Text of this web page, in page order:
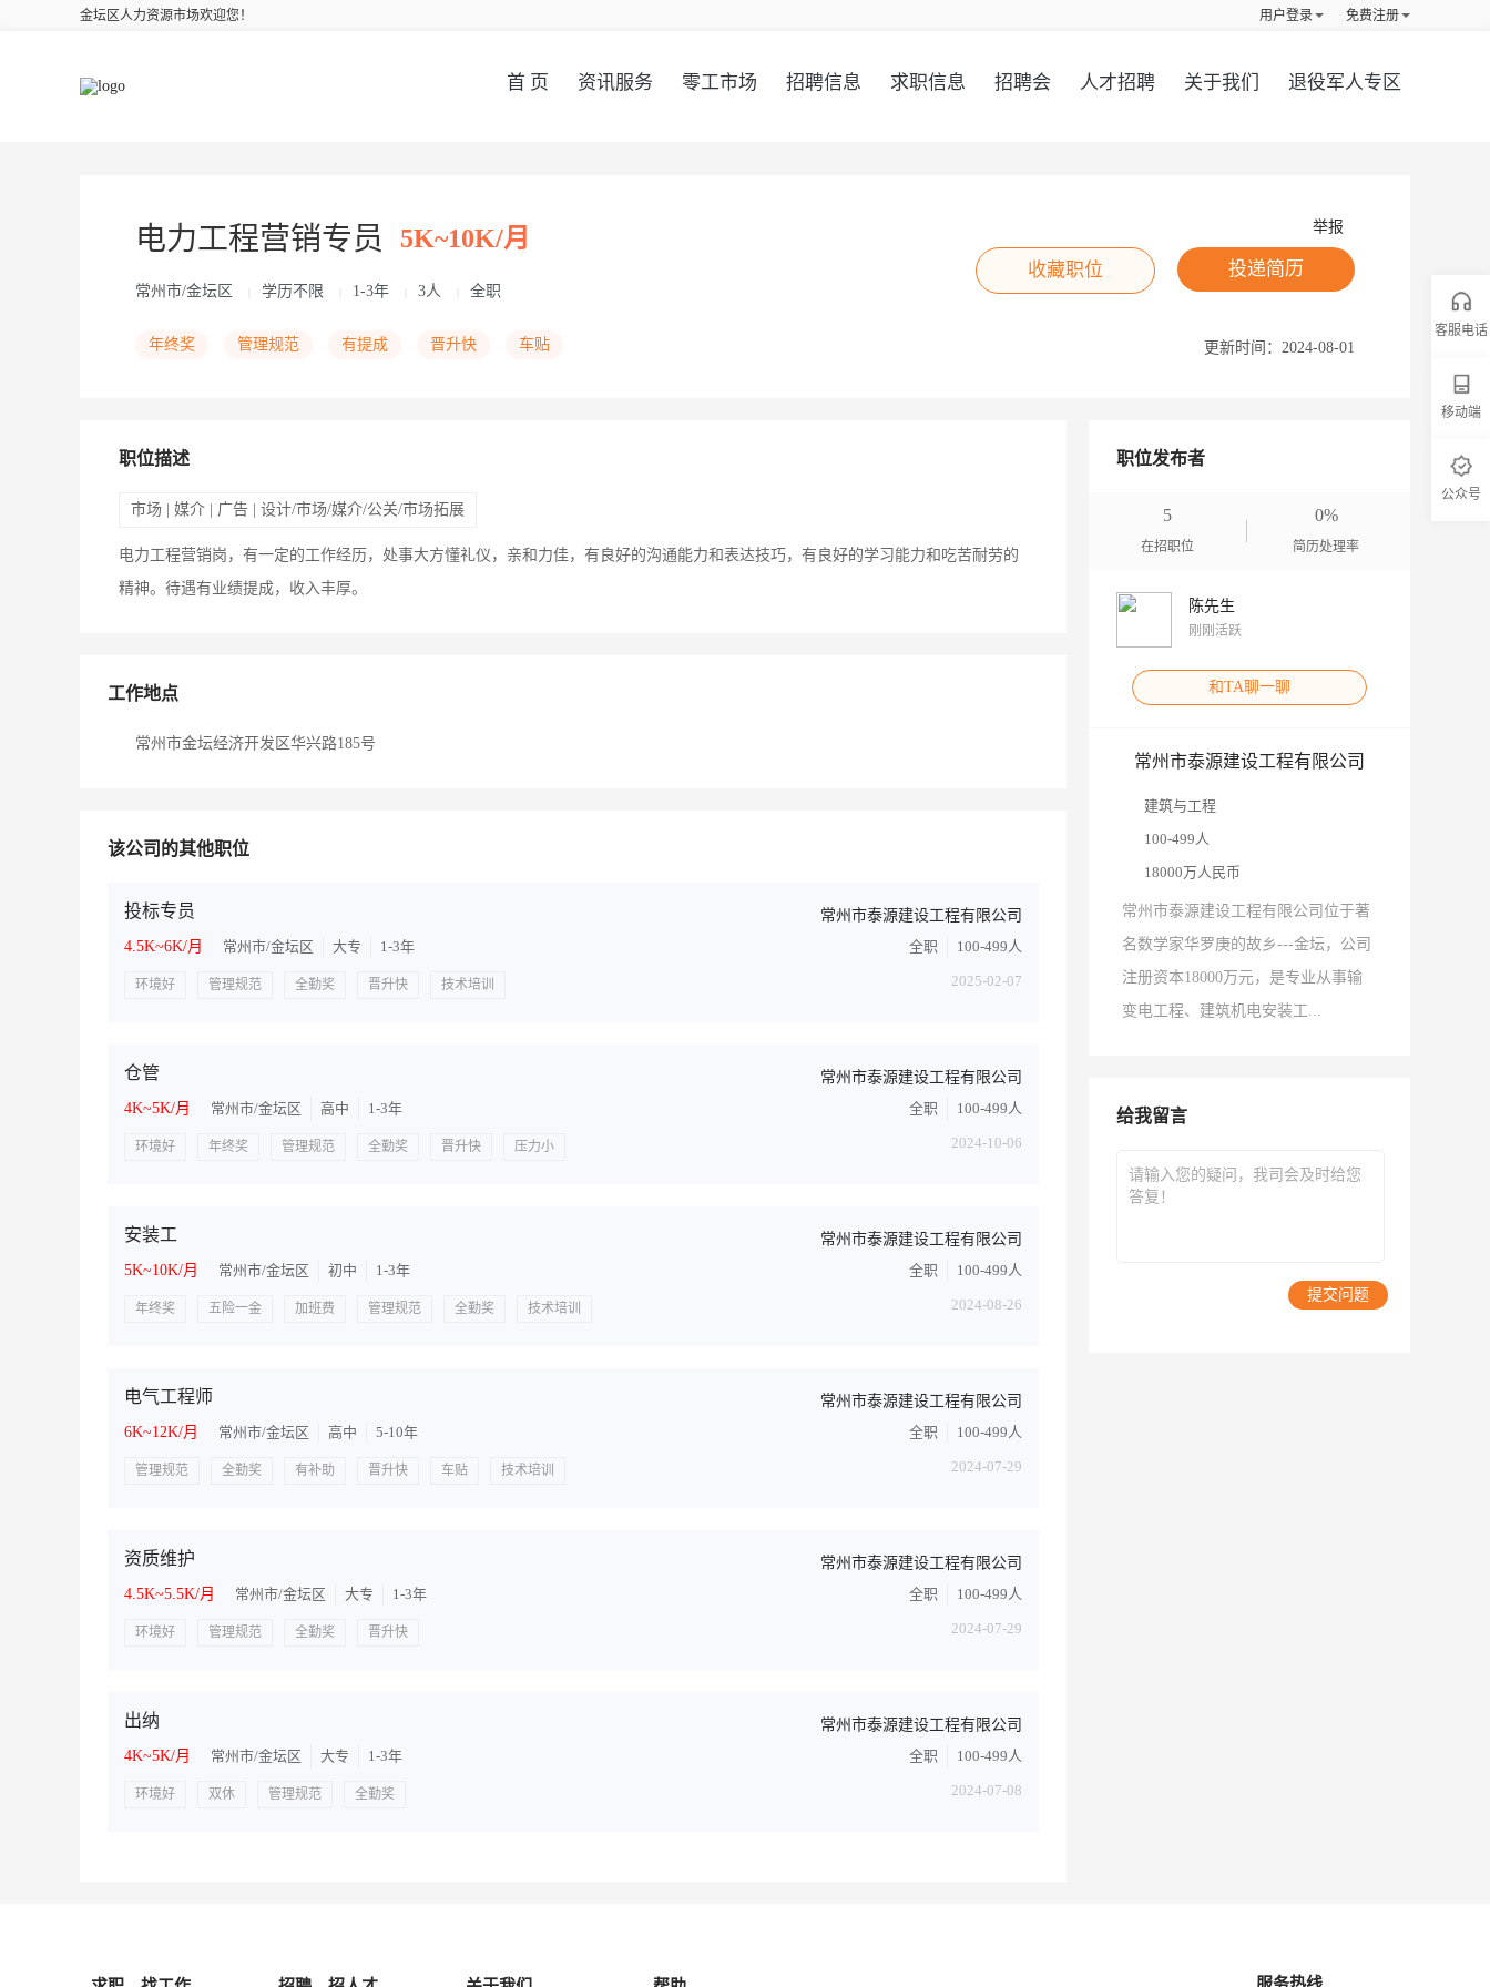
金坛区人力资源市场欢迎您！ 免费注册
用户登录
首 页 资讯服务 零工市场 招聘信息 求职信息 招聘会 人才招聘 关于我们 退役军人专区
电力工程营销专员 5K~10K/月
常州市/金坛区 学历不限 1-3年 3人 全职
年终奖 管理规范 有提成 晋升快 车贴
举报
投递简历
收藏职位
更新时间： 2024-08-01
职位描述
市场 | 媒介 | 广告 | 设计/市场/媒介/公关/市场拓展
电力工程营销岗，有一定的工作经历，处事大方懂礼仪，亲和力佳，有良好的沟通能力和表达技巧，有良好的学习能力和吃苦耐劳的
精神。待遇有业绩提成，收入丰厚。
工作地点
常州市金坛经济开发区华兴路185号
该公司的其他职位
投标专员
常州市泰源建设工程有限公司
4.5K~6K/月
常州市/金坛区 大专 1-3年 全职 100-499人
环境好 管理规范 全勤奖 晋升快 技术培训 2025-02-07
仓管
常州市泰源建设工程有限公司
4K~5K/月
常州市/金坛区 高中 1-3年 全职 100-499人
环境好 年终奖 管理规范 全勤奖 晋升快 压力小 2024-10-06
安装工
常州市泰源建设工程有限公司
5K~10K/月
常州市/金坛区 初中 1-3年 全职 100-499人
年终奖 五险一金 加班费 管理规范 全勤奖 技术培训 2024-08-26
电气工程师
常州市泰源建设工程有限公司
6K~12K/月
常州市/金坛区 高中 5-10年 全职 100-499人
管理规范 全勤奖 有补助 晋升快 车贴 技术培训 2024-07-29
资质维护
常州市泰源建设工程有限公司
4.5K~5.5K/月
常州市/金坛区 大专 1-3年 全职 100-499人
环境好 管理规范 全勤奖 晋升快 2024-07-29
出纳
常州市泰源建设工程有限公司
4K~5K/月
常州市/金坛区 大专 1-3年 全职 100-499人
环境好 双休 管理规范 全勤奖 2024-07-08
职位发布者
5
在招职位
0%
简历处理率
陈先生
刚刚活跃
和TA聊一聊
常州市泰源建设工程有限公司
建筑与工程
100-499人
18000万人民币
常州市泰源建设工程有限公司位于著
名数学家华罗庚的故乡---金坛，公司
注册资本18000万元，是专业从事输
变电工程、建筑机电安装工...
给我留言
提交问题
客服电话
移动端
公众号